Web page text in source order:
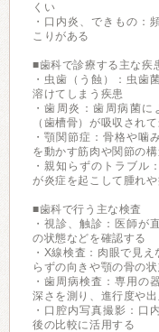
くい
・口内炎、できもの：
こりがある
■歯科で診療する主な疾
・虫歯（う蝕）：虫歯
溶けてしまう疾患
・歯周炎：歯周病菌
（歯槽骨）が吸収され
・顎関節症：骨格や噛
を動かす筋肉や関節の
・親知らずのトラブル
が炎症を起こして腫れ
■歯科で行う主な検査
・視診、触診：医師が
の状態などを確認する
・X線検査：肉眼で見
らずの向きや顎の骨の
・歯周病検査：専用の
深さを測り、進行度や
・口腔内写真撮影：口
後の比較に活用する